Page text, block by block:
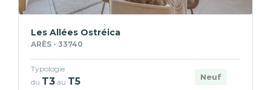
Les Allées Ostréica
ARÈS - 33740
Neuf
Typologie
du T3 au T5